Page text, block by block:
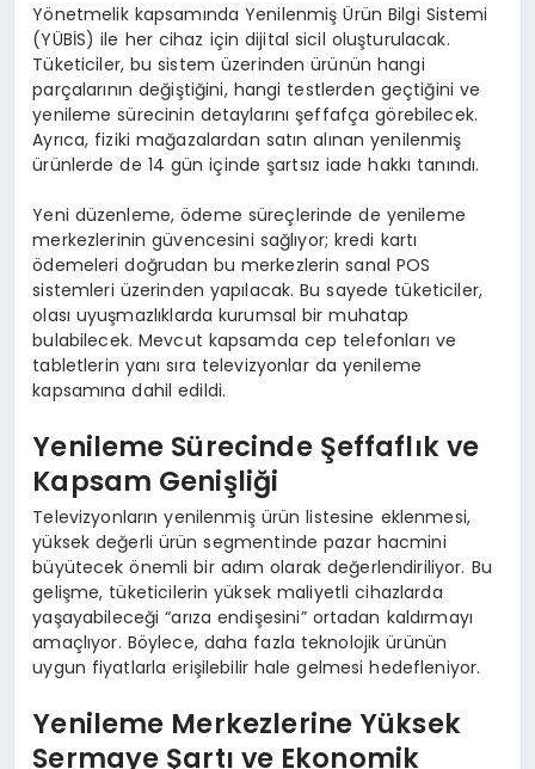
Yönetmelik kapsamında Yenilenmiş Ürün Bilgi Sistemi
(YÜBİS) ile her cihaz için dijital sicil oluşturulacak.
Tüketiciler, bu sistem üzerinden ürünün hangi
parçalarının değiştiğini, hangi testlerden geçtiğini ve
yenileme sürecinin detaylarını şeffafça görebilecek.
Ayrıca, fiziki mağazalardan satın alınan yenilenmiş
ürünlerde de 14 gün içinde şartsız iade hakkı tanındı.
Yeni düzenleme, ödeme süreçlerinde de yenileme
merkezlerinin güvencesini sağlıyor; kredi kartı
ödemeleri doğrudan bu merkezlerin sanal POS
sistemleri üzerinden yapılacak. Bu sayede tüketiciler,
olası uyuşmazlıklarda kurumsal bir muhatap
bulabilecek. Mevcut kapsamda cep telefonları ve
tabletlerin yanı sıra televizyonlar da yenileme
kapsamına dahil edildi.
Yenileme Sürecinde Şeffaflık ve
Kapsam Genişliği
Televizyonların yenilenmiş ürün listesine eklenmesi,
yüksek değerli ürün segmentinde pazar hacmini
büyütecek önemli bir adım olarak değerlendiriliyor. Bu
gelişme, tüketicilerin yüksek maliyetli cihazlarda
yaşayabileceği “arıza endişesini” ortadan kaldırmayı
amaçlıyor. Böylece, daha fazla teknolojik ürünün
uygun fiyatlarla erişilebilir hale gelmesi hedefleniyor.
Yenileme Merkezlerine Yüksek
Sermaye Şartı ve Ekonomik